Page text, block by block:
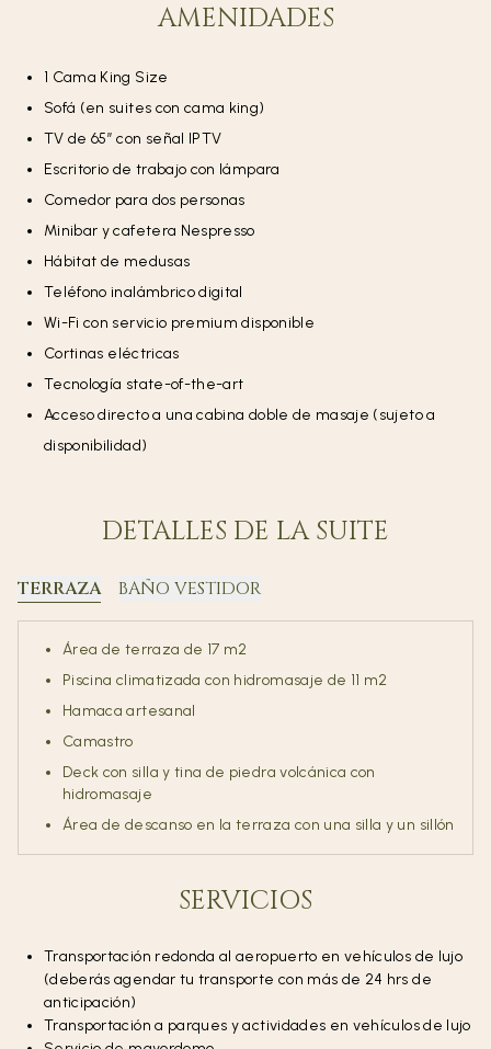
AMENIDADES
1 Cama King Size
Sofá (en suites con cama king)
TV de 65” con señal IPTV
Escritorio de trabajo con lámpara
Comedor para dos personas
Minibar y cafetera Nespresso
Hábitat de medusas
Teléfono inalámbrico digital
Wi-Fi con servicio premium disponible
Cortinas eléctricas
Tecnología state-of-the-art
Acceso directo a una cabina doble de masaje (sujeto a
disponibilidad)
DETALLES DE LA SUITE
TERRAZA BAÑO VESTIDOR
Área de terraza de 17 m2
Piscina climatizada con hidromasaje de 11 m2
Hamaca artesanal
Camastro
Deck con silla y tina de piedra volcánica con
hidromasaje
Área de descanso en la terraza con una silla y un sillón
SERVICIOS
Transportación redonda al aeropuerto en vehículos de lujo
(deberás agendar tu transporte con más de 24 hrs de
anticipación)
Transportación a parques y actividades en vehículos de lujo